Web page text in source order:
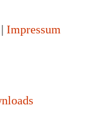
| Impressum